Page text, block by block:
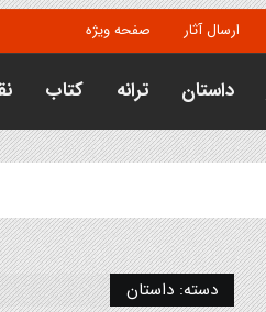
ارسال آثار صفحه ویژه
داستان ترانه کتاب
دسته:داستان